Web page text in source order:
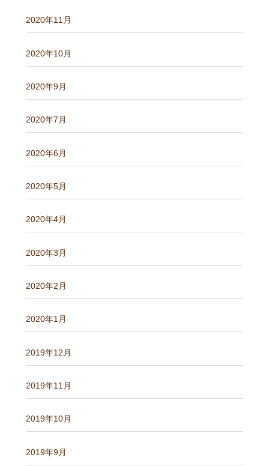
2020年11月
2020年10月
2020年9月
2020年7月
2020年6月
2020年5月
2020年4月
2020年3月
2020年2月
2020年1月
2019年12月
2019年11月
2019年10月
2019年9月